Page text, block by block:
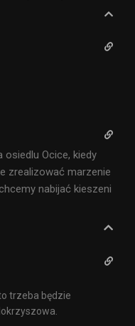
osiedlu Ocice, kiedy
zrealizować marzenie
nabijać kieszeni
trzeba będzie